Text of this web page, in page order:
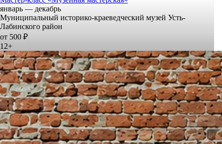
январь — декабрь
Муниципальный историко-краеведческий музей Усть-
Лабинского район
от 500 ₽
12+